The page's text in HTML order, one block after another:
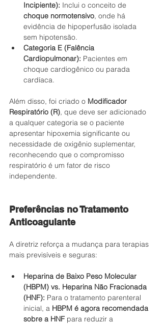
Incipiente): Inclui o conceito de
choque normotensivo, onde há
evidência de hipoperfusão isolada
sem hipotensão.
Categoria E (Falência
Cardiopulmonar): Pacientes em
choque cardiogênico ou parada
cardíaca.
Além disso, foi criado o Modificador
Respiratório (R), que deve ser adicionado
a qualquer categoria se o paciente
apresentar hipoxemia significante ou
necessidade de oxigênio suplementar,
reconhecendo que o compromisso
respiratório é um fator de risco
independente.
Preferências no Tratamento
Anticoagulante
A diretriz reforça a mudança para terapias
mais previsíveis e seguras:
Heparina de Baixo Peso Molecular
(HBPM) vs. Heparina Não Fracionada
(HNF): Para o tratamento parenteral
inicial, a HBPM é agora recomendada
sobre a HNF para reduzir a